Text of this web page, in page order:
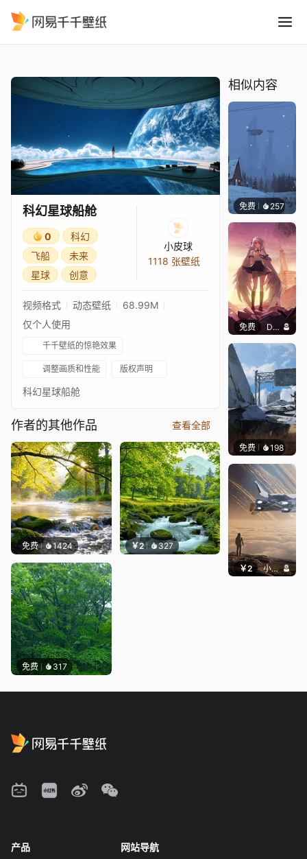
科幻星球船舱
0
科幻
飞船
未来
星球
创意
小皮球
1118 张壁纸
视频格式 动态壁纸
68.99M
仅个人使用
千千壁纸的惊艳效果
调整画质和性能 版权声明
科幻星球船舱
作者的其他作品 查看全部
免费 1424 ￥2 327
免费 317
相似内容
免费 257
免费 DWS
免费 198
￥2 小皮球
产品 网站导航